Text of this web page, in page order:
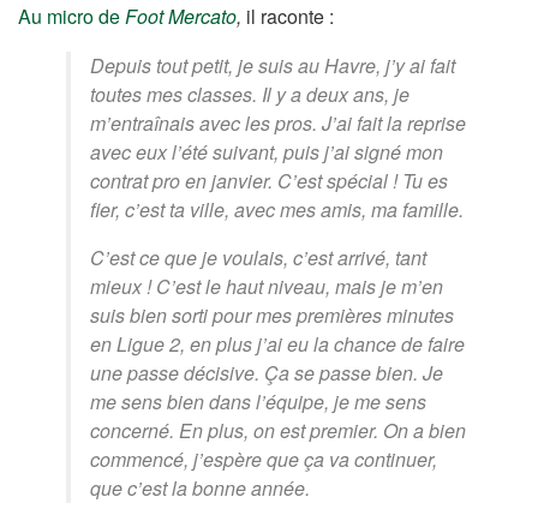
Au micro deFoot Mercato, il raconte :
Depuis tout petit, je suis au Havre, j’y ai fait
toutes mes classes. Il y a deux ans, je
m’entraînais avec les pros. J’ai fait la reprise
avec eux l’été suivant, puis j’ai signé mon
contrat pro en janvier. C’est spécial ! Tu es
fier, c’est ta ville, avec mes amis, ma famille.
C’est ce que je voulais, c’est arrivé, tant
mieux ! C’est le haut niveau, mais je m’en
suis bien sorti pour mes premières minutes
en Ligue 2, en plus j’ai eu la chance de faire
une passe décisive. Ça se passe bien. Je
me sens bien dans l’équipe, je me sens
concerné. En plus, on est premier. On a bien
commencé, j’espère que ça va continuer,
que c’est la bonne année.